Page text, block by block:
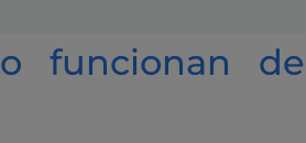
funcionan de